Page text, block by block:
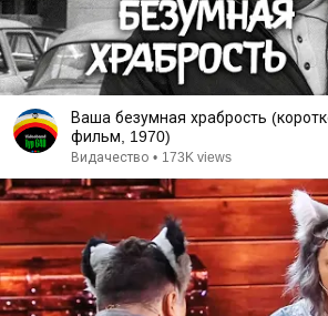
Ваша безумная храбрость
фильм, 1970)
Видачество • 173K views